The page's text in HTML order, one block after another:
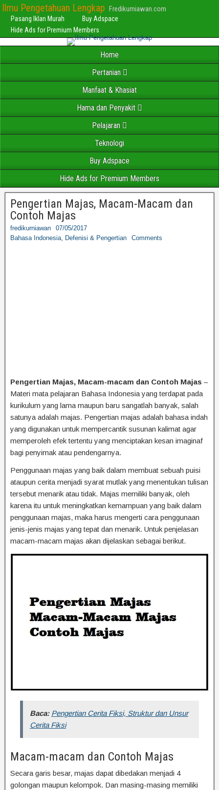
Ilmu Pengetahuan Lengkap Fredikurniawan.com
Pasang Iklan Murah
Buy Adspace
Hide Ads for Premium Members
Home
Pertanian
Manfaat & Khasiat
Hama dan Penyakit
Pelajaran
Teknologi
Buy Adspace
Hide Ads for Premium Members
Pengertian Majas, Macam-Macam dan
Contoh Majas
fredikurniawan
07/05/2017
Bahasa Indonesia, Defenisi & Pengertian Comments
Pengertian Majas, Macam-macam dan Contoh Majas –
Materi mata pelajaran Bahasa Indonesia yang terdapat pada
kurikulum yang lama maupun baru sangatlah banyak, salah
satunya adalah majas. Pengertian majas adalah bahasa indah
yang digunakan untuk mempercantik susunan kalimat agar
memperoleh efek tertentu yang menciptakan kesan imaginaf
bagi penyimak atau pendengarnya.
Penggunaan majas yang baik dalam membuat sebuah puisi
ataupun cerita menjadi syarat mutlak yang menentukan tulisan
tersebut menarik atau tidak. Majas memiliki banyak, oleh
karena itu untuk meningkatkan kemampuan yang baik dalam
penggunaan majas, maka harus mengerti cara penggunaan
jenis-jenis majas yang tepat dan menarik. Untuk penjelasan
macam-macam majas akan dijelaskan sebagai berikut.
Baca: Pengertian Cerita Fiksi, Struktur dan Unsur
Cerita Fiksi
Macam-macam dan Contoh Majas
Secara garis besar, majas dapat dibedakan menjadi 4
golongan maupun kelompok. Dan masing-masing memiliki